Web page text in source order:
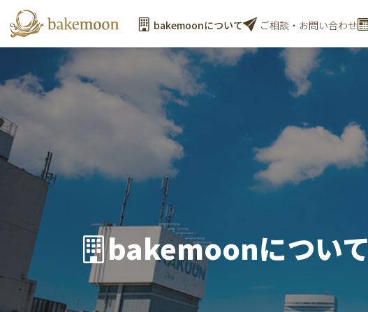
bakemoonについて ご相談・お問い合わせ
bakemoonについて